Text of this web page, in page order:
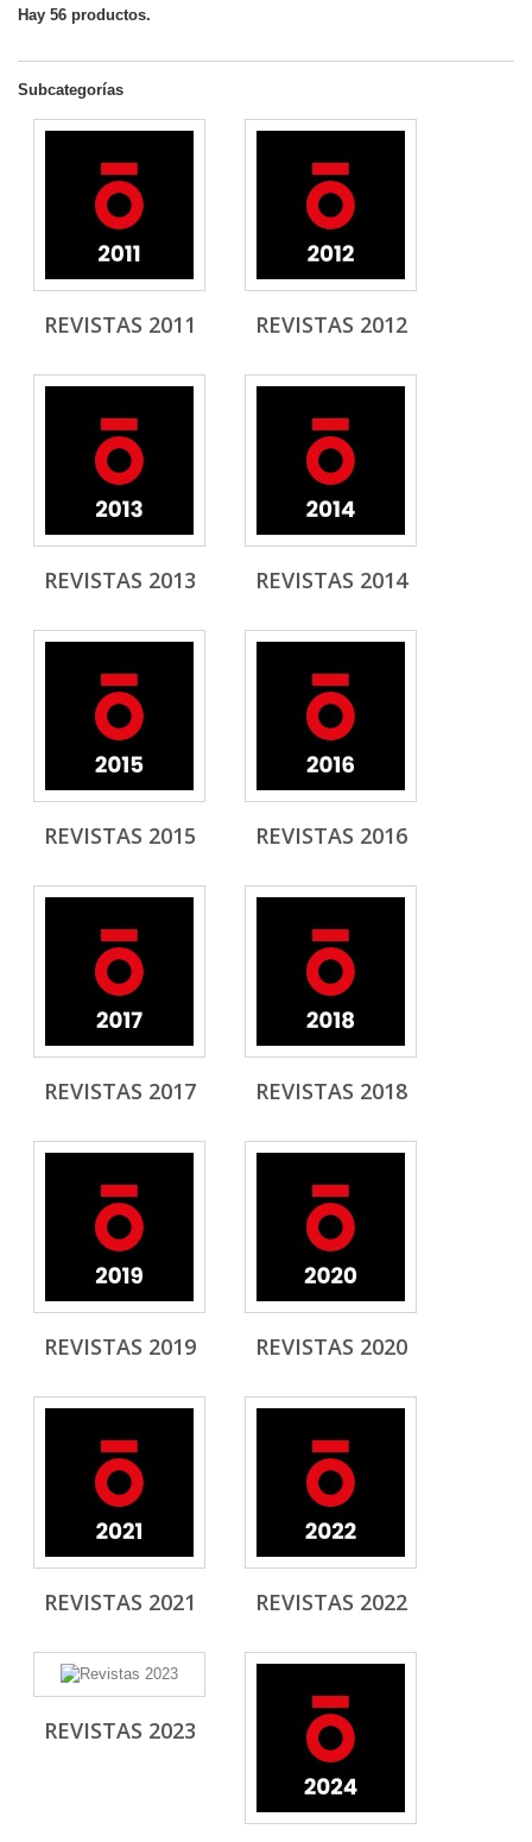
Hay 56 productos.
Subcategorías
REVISTAS 2011 REVISTAS 2012
REVISTAS 2013 REVISTAS 2014
REVISTAS 2015 REVISTAS 2016
REVISTAS 2017 REVISTAS 2018
REVISTAS 2019 REVISTAS 2020
REVISTAS 2021 REVISTAS 2022
REVISTAS 2023